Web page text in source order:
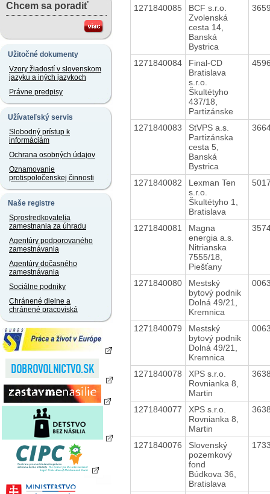
Chcem sa poradiť
Užitočné dokumenty
Vzory žiadostí v slovenskom
jazyku a iných jazykoch
Právne predpisy
Užívateľský servis
Slobodný prístup k
informáciám
Ochrana osobných údajov
Oznamovanie
protispoločenskej činnosti
Naše registre
Sprostredkovatelia
zamestnania za úhradu
Agentúry podporovaného
zamestnávania
Agentúry dočasného
zamestnávania
Sociálne podniky
Chránené dielne a
chránené pracoviská
1271840085
BCF s.r.o.
Zvolenská
cesta 14,
Banská
Bystrica
1271840084
Final-CD
Bratislava
s.r.o.
Škultétyho
437/18,
Partizánske
1271840083
StVPS a.s.
Partizánska
cesta 5,
Banská
Bystrica
1271840082
Lexman Ten
s.r.o.
Škultétyho 1,
Bratislava
1271840081
Magna
energia a.s.
Nitrianska
7555/18,
Piešťany
1271840080
Mestský
bytový podnik
Dolná 49/21,
Kremnica
1271840079
Mestský
bytový podnik
Dolná 49/21,
Kremnica
1271840078
XPS s.r.o.
Rovnianka 8,
Martin
1271840077
XPS s.r.o.
Rovnianka 8,
Martin
1271840076
Slovenský
pozemkový
fond
Búdkova 36,
Bratislava